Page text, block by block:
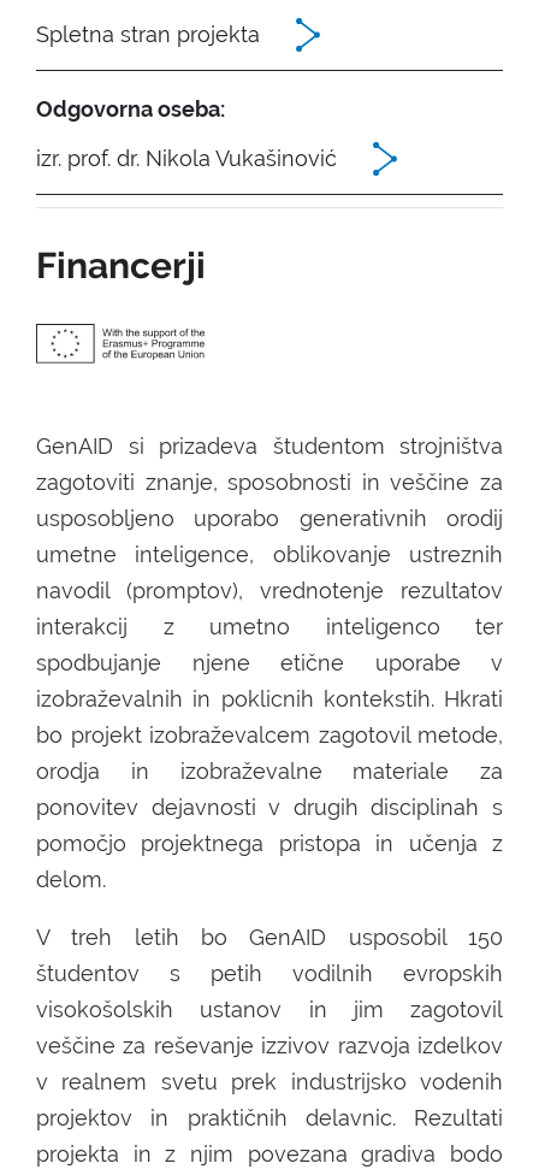
Spletna stran projekta
Odgovorna oseba:
izr. prof. dr. Nikola Vukašinović
Financerji
GenAID si prizadeva študentom strojništva
zagotoviti znanje, sposobnosti in veščine za
usposobljeno uporabo generativnih orodij
umetne inteligence, oblikovanje ustreznih
navodil (promptov), vrednotenje rezultatov
interakcij z umetno inteligenco ter
spodbujanje njene etične uporabe v
izobraževalnih in poklicnih kontekstih. Hkrati
bo projekt izobraževalcem zagotovil metode,
orodja in izobraževalne materiale za
ponovitev dejavnosti v drugih disciplinah s
pomočjo projektnega pristopa in učenja z
delom.
V treh letih bo GenAID usposobil 150
študentov s petih vodilnih evropskih
visokošolskih ustanov in jim zagotovil
veščine za reševanje izzivov razvoja izdelkov
v realnem svetu prek industrijsko vodenih
projektov in praktičnih delavnic. Rezultati
projekta in z njim povezana gradiva bodo